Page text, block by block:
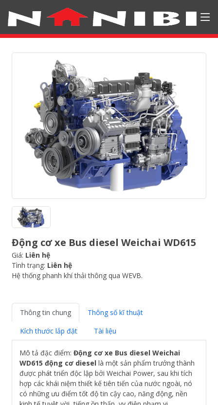
Động cơ xe Bus diesel Weichai WD615
Giá: Liên hệ
Tình trạng: Liên hệ
Hệ thống phanh khí thải thông qua WEVB.
Thông tin chung
Thông số kĩ thuật
Kích thước lắp đặt
Tài liệu
Mô tả đặc điểm: Động cơ xe Bus diesel Weichai
WD615 động cơ diesel là một sản phẩm trưởng thành
được phát triển độc lập bởi Weichai Power, sau khi tích
hợp các khái niệm thiết kế tiên tiến của nước ngoài, nó
có những ưu điểm tốt độ tin cậy cao, năng động, nền